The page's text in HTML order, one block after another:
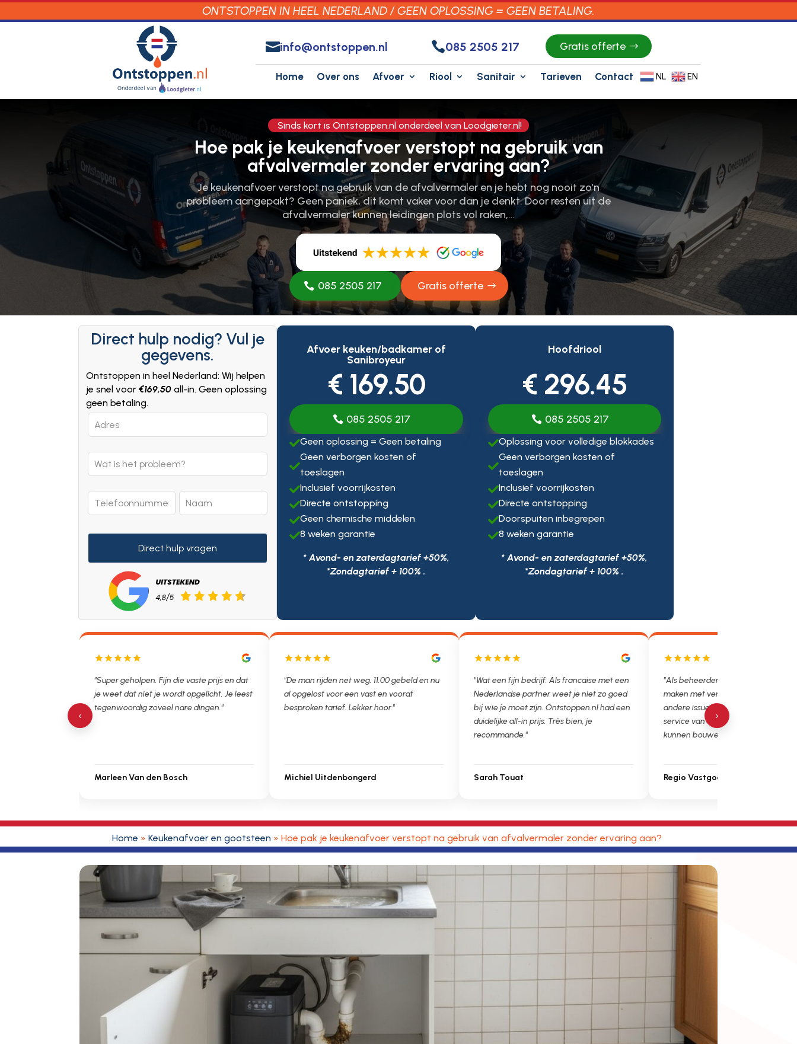
ONTSTOPPEN IN HEEL NEDERLAND / GEEN OPLOSSING = GEEN BETALING.
info@ontstoppen.nl 085 2505 217 Gratis offerte
Home Over ons Afvoer Riool Sanitair Tarieven Contact NL EN
Sinds kort is Ontstoppen.nl onderdeel van Loodgieter.nl!
Hoe pak je keukenafvoer verstopt na gebruik van
afvalvermaler zonder ervaring aan?
Je keukenafvoer verstopt na gebruik van de afvalvermaler en je hebt nog nooit zo’n
probleem aangepakt? Geen paniek, dit komt vaker voor dan je denkt. Door resten uit de
afvalvermaler kunnen leidingen plots vol raken,…
085 2505 217 Gratis offerte
Direct hulp nodig? Vul je
gegevens.
Ontstoppen in heel Nederland: Wij helpen
je snel voor €169,50 all-in. Geen oplossing
geen betaling.
Leave
this
blank
Direct hulp vragen
Afvoer keuken/badkamer of
Sanibroyeur
€ 169.50
085 2505 217
Geen oplossing = Geen betaling

Geen verborgen kosten of
toeslagen
Inclusief voorrijkosten
Directe ontstopping
Geen chemische middelen
8 weken garantie
* Avond- en zaterdagtarief +50%,
*Zondagtarief + 100% .
Hoofdriool
€ 296.45
085 2505 217
Oplossing voor volledige blokkades

Geen verborgen kosten of
toeslagen
Inclusief voorrijkosten
Directe ontstopping
Doorspuiten inbegrepen
8 weken garantie
* Avond- en zaterdagtarief +50%,
*Zondagtarief + 100% .
"De man rijden net weg. 11.00 gebeld en nu
al opgelost voor een vast en vooraf
besproken tarief. Lekker hoor."
Michiel Uitdenbongerd
"Wat een fijn bedrijf. Als francaise met een
Nederlandse partner weet je niet zo goed
bij wie je moet zijn. Ontstoppen.nl had een
Sarah Touat
"Als beheerder hebben we helaas vaak te
maken met verstoppingen, lekkages en
andere issues. Het is super fijn dat we op de
service van Ontstoppen.nl en loodgieter.nl
kunnen bouwen. Ga zo door!"
Regio Vastgoedbeheer
"Had een ontstopping in de
en werd hier direct bij geholpen. De
werden besproken en dezelfde
er nog actie ondernomen,
Jordy Mayer
‹ ›
Home » Keukenafvoer en gootsteen » Hoe pak je keukenafvoer verstopt na gebruik van afvalvermaler zonder ervaring aan?